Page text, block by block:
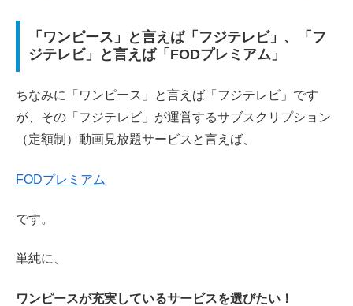
「ワンピース」と言えば「フジテレビ」、「フ
ジテレビ」と言えば「FODプレミアム」
ちなみに「ワンピース」と言えば「フジテレビ」です
が、その「フジテレビ」が運営するサブスクリプション
（定額制）動画見放題サービスと言えば、
FODプレミアム
です。
単純に、
ワンピースが充実しているサービスを選びたい！